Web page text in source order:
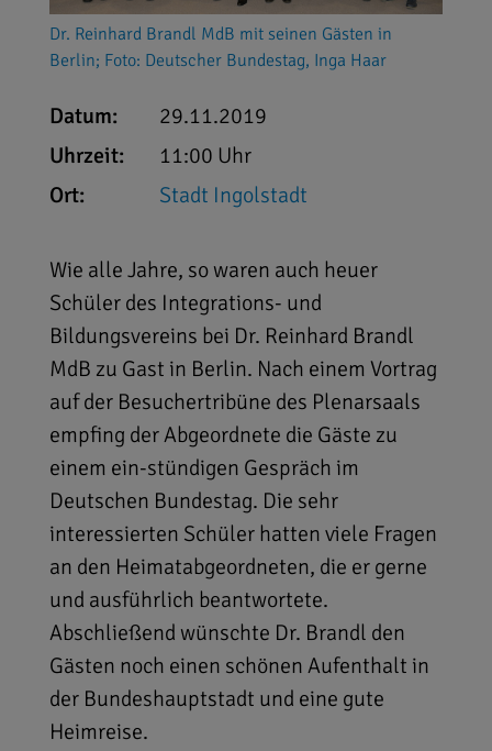
Dr. Reinhard Brandl MdB mit seinen Gästen in
Berlin; Foto: Deutscher Bundestag, Inga Haar
Datum:
29.11.2019
Uhrzeit:
11:00 Uhr
Ort:
Stadt Ingolstadt
Wie alle Jahre, so waren auch heuer
Schüler des Integrations- und
Bildungsvereins bei Dr. Reinhard Brandl
MdB zu Gast in Berlin. Nach einem Vortrag
auf der Besuchertribüne des Plenarsaals
empfing der Abgeordnete die Gäste zu
einem ein-stündigen Gespräch im
Deutschen Bundestag. Die sehr
interessierten Schüler hatten viele Fragen
an den Heimatabgeordneten, die er gerne
und ausführlich beantwortete.
Abschließend wünschte Dr. Brandl den
Gästen noch einen schönen Aufenthalt in
der Bundeshauptstadt und eine gute
Heimreise.